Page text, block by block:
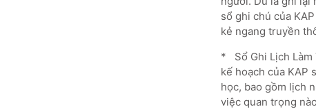
sổ ghi chú của
kẻ ngang truyền
* Sổ Ghi Lịch Làm
kế hoạch của KAP
học, bao gồm lịch
việc quan trọng